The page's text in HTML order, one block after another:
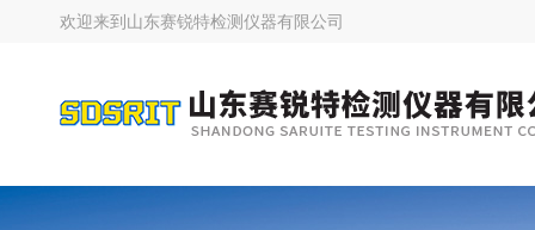
欢迎来到 山东赛锐特检测仪器有限公司